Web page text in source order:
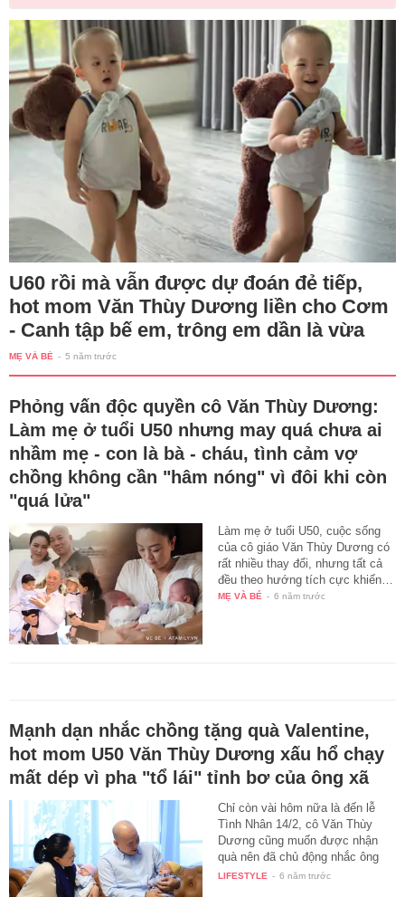
U60 rồi mà vẫn được dự đoán đẻ tiếp,
hot mom Văn Thùy Dương liền cho Cơm
- Canh tập bế em, trông em dần là vừa
MẸ VÀ BÉ - 5 năm trước
Phỏng vấn độc quyền cô Văn Thùy Dương:
Làm mẹ ở tuổi U50 nhưng may quá chưa ai
nhầm mẹ - con là bà - cháu, tình cảm vợ
chồng không cần "hâm nóng" vì đôi khi còn
"quá lửa"
Làm mẹ ở tuổi U50, cuộc sống
của cô giáo Văn Thùy Dương có
rất nhiều thay đổi, nhưng tất cả
đều theo hướng tích cực khiến…
MẸ VÀ BÉ - 6 năm trước
Mạnh dạn nhắc chồng tặng quà Valentine,
hot mom U50 Văn Thùy Dương xấu hổ chạy
mất dép vì pha "tổ lái" tỉnh bơ của ông xã
Chỉ còn vài hôm nữa là đến lễ
Tình Nhân 14/2, cô Văn Thùy
Dương cũng muốn được nhận
quà nên đã chủ động nhắc ông
xã…
LIFESTYLE - 6 năm trước